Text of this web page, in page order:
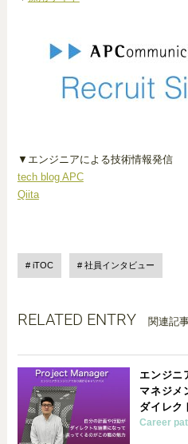
▼エンジニアによる技術情報発信
tech blog APC
Qiita
iTOC 社員インタビュー
RELATED ENTRY 関連記
エンジニ
マネジメ
ダイレク
Career